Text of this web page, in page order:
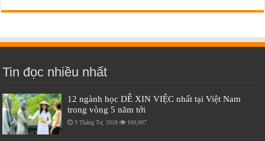
Tin đọc nhiều nhất
12 ngành học DỄ XIN VIỆC nhất tại Việt Nam
trong vòng 5 năm tới
3 Tháng Tư, 2018 169,997